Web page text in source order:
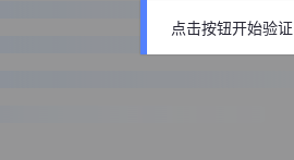
点击按钮开始验证